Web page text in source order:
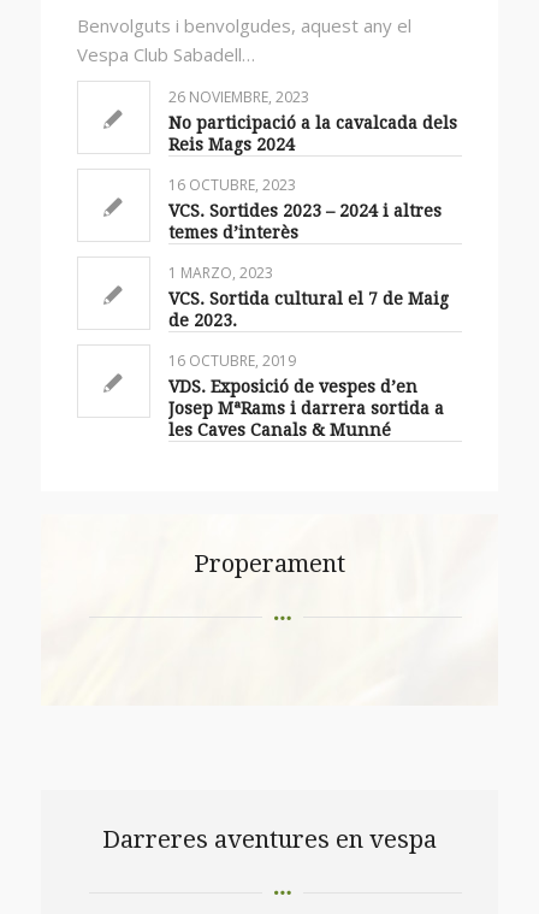
Benvolguts i benvolgudes, aquest any el
Vespa Club Sabadell…
26 NOVIEMBRE, 2023
No participació a la cavalcada dels
Reis Mags 2024
16 OCTUBRE, 2023
VCS. Sortides 2023 – 2024 i altres
temes d’interès
1 MARZO, 2023
VCS. Sortida cultural el 7 de Maig
de 2023.
16 OCTUBRE, 2019
VDS. Exposició de vespes d’en
Josep MªRams i darrera sortida a
les Caves Canals & Munné
Properament
Darreres aventures en vespa